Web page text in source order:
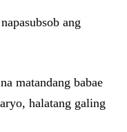
ang
matandang babae
halatang galing